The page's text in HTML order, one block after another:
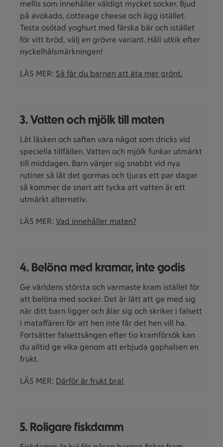
mellis som innehåller väldigt mycket socker. Bjud
på avokado, cotteage cheese och ägg istället.
Testa osötad yoghurt med färska bär och istället
för vitt bröd, välj en grövre variant. Håll utkik efter
nyckelhålsmärkningen!
LÄS MER: Så får du barnen att äta mer grönt.
3. Vatten och mjölk till maten
Låt läsken och saften vara något som dricks vid
speciella tillfällen. Vatten och mjölk funkar utmärkt
till middagen. Barn vänjer sig snabbt vid nya
rutiner så låt det gormas och tjuras ett par dagar
så kommer de snart att tycka att vatten är ett
utmärkt alternativ.
LÄS MER: Vad innehåller maten?
4. Belöna med kramar, inte godis
Ge världens största och varmaste kram istället för
att belöna med socker. Det är lätt att ge med sig
när ditt barn ligger och ålar sig och skriker i falsett
i mataffären för att hen inte får det hen vill ha.
Fortsätter falsettsången efter tio kramförsök kan
du alltid ge vika genom att erbjuda gaphalsen en
frukt.
LÄS MER: Därför är frukt bra!
5. Roligare fiskdamm